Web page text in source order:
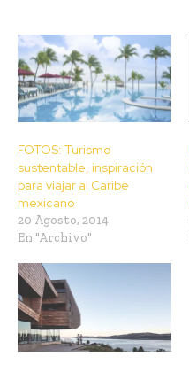
FOTOS: Turismo
sustentable, inspiración
para viajar al Caribe
mexicano
20 Agosto, 2014
En "Archivo"